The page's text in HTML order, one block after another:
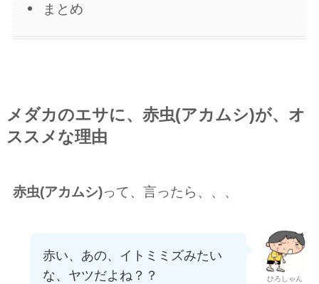
まとめ
メダカのエサに、 赤虫(アカムシ)が、オ
ススメな理由
赤虫(アカムシ)って、言ったら、、、
ひろしゃん
赤い、あの、イトミミズみたい
な、ヤツだよね？？